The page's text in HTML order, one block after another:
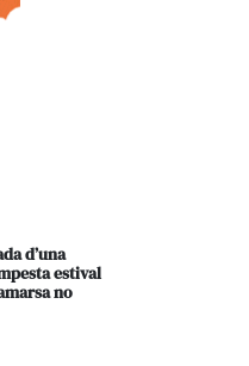
d’una
estival
no